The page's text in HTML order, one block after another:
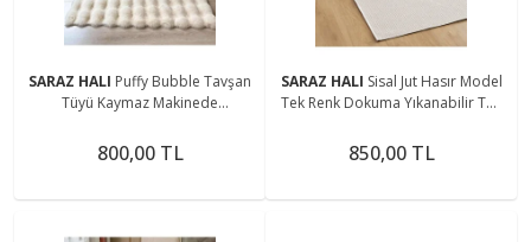
SARAZ HALI Puffy Bubble Tavşan
Tüyü Kaymaz Makinede
Halı
800,00 TL
SARAZ HALI Sisal Jut Hasır Model
Tek Renk Dokuma Yıkanabilir Toz
850,00 TL